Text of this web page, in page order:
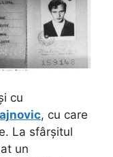
cu
, cu care
La sfârșitul
un